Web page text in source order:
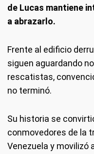
de Lucas mantiene
a abrazarlo.
Frente al edificio
siguen aguardando
rescatistas,
no terminó.
Su historia se
conmovedores de la
Venezuela y